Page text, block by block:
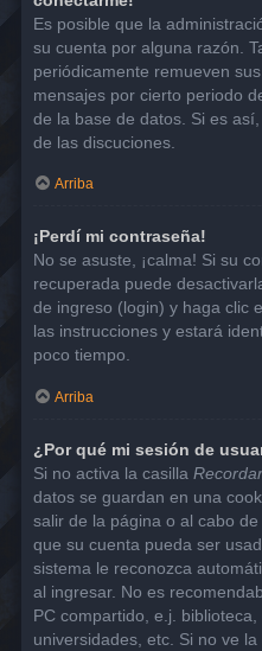
Es posible que la
su cuenta por alguna razón.
periódicamente remueven
mensajes por cierto periodo
de la base de datos. Si es
de las discuciones.
Arriba
¡Perdí mi contraseña!
No se asuste, ¡calma! Si su
recuperada puede
de ingreso (login) y haga clic
las instrucciones y estará
poco tiempo.
Arriba
¿Por qué mi sesión de
Si no activa la casilla Recordar
datos se guardan en una
salir de la página o al cabo
que su cuenta pueda ser
sistema le reconozca
al ingresar. No es
PC compartido, e.j.
universidades, etc. Si no ve